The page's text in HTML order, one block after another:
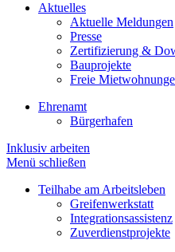
Aktuelles
Aktuelle Meldungen
Presse
Zertifizierung &
Bauprojekte
Freie
Ehrenamt
Bürgerhafen
Inklusiv arbeiten
Menü schließen
Teilhabe am Arbeitsleben
Greifenwerkstatt
Integrationsassistenz
Zuverdienstprojekte